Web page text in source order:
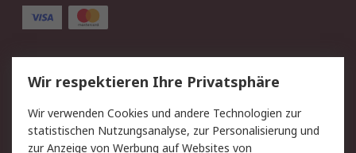
Service
Value Added Services
Lieferlösungen
Rücksendungen
Kontakt
Hilfe
Privatkunden
Wir respektieren Ihre Privatsphäre
Wir verwenden Cookies und andere Technologien zur
statistischen Nutzungsanalyse, zur Personalisierung und
zur Anzeige von Werbung auf Websites von